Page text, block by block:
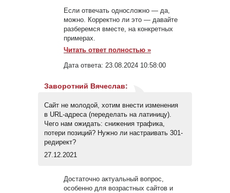
Если отвечать односложно — да,
можно. Корректно ли это — давайте
разберемся вместе, на конкретных
примерах.
Читать ответ полностью »
Дата ответа: 23.08.2024 10:58:00
Заворотний Вячеслав:
Сайт не молодой, хотим внести изменения
в URL-адреса (переделать на латиницу).
Чего нам ожидать: снижения трафика,
потери позиций? Нужно ли настраивать 301-
редирект?
27.12.2021
Достаточно актуальный вопрос,
особенно для возрастных сайтов и